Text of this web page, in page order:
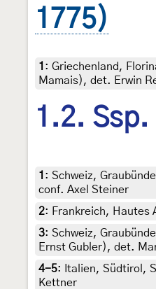
1775)
1 : Griechenland,
Mamais), det. Erwin
1.2. Ssp.
1 : Schweiz,
conf. Axel Steiner
2: Frankreich, Hautes
3: Schweiz,
Ernst Gubler), det.
4-5:
Italien, Südtirol,
Kettner